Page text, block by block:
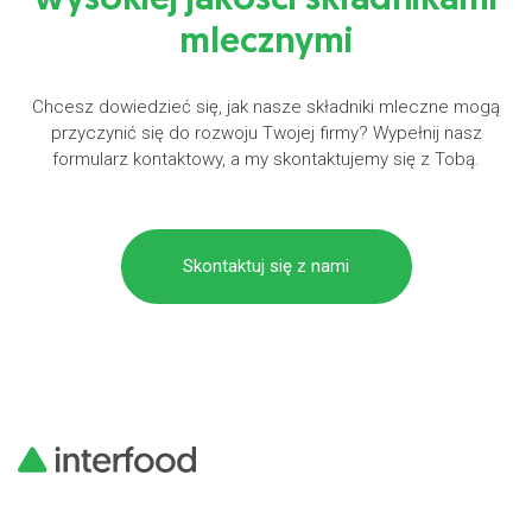
mlecznymi
Chcesz dowiedzieć się, jak nasze składniki mleczne mogą
przyczynić się do rozwoju Twojej firmy? Wypełnij nasz
formularz kontaktowy, a my skontaktujemy się z Tobą.
Skontaktuj się z nami